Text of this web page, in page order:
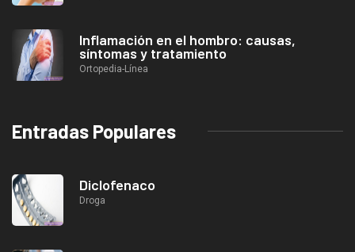
Inflamación en el hombro: causas,
síntomas y tratamiento
Ortopedia-Línea
Entradas Populares
Diclofenaco
Droga